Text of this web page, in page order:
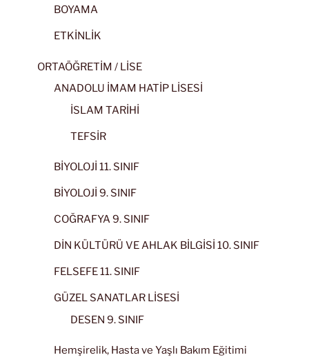
BOYAMA
ETKİNLİK
ORTAÖĞRETİM / LİSE
ANADOLU İMAM HATİP LİSESİ
İSLAM TARİHİ
TEFSİR
BİYOLOJİ 11. SINIF
BİYOLOJİ 9. SINIF
COĞRAFYA 9. SINIF
DİN KÜLTÜRÜ VE AHLAK BİLGİSİ 10. SINIF
FELSEFE 11. SINIF
GÜZEL SANATLAR LİSESİ
DESEN 9. SINIF
Hemşirelik, Hasta ve Yaşlı Bakım Eğitimi